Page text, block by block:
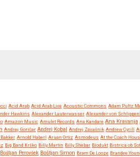
Acid Arab Acid Arab Live Acoustic Commons Adam Pultz
Hawkins Alexander Lauterwasser Alexander von
Amazon Music Amulet Records Ana Kandare Ana Kravanja
Andrej Goričar Andrej Kobal Andrej Zavašnik Andrew Cyrill
Arnold Haberl Aruan Ortiz Asmodeus At the Coach
Big Band Krško Billy Martin Billy Shebar Biodukt Bistrica ob
Boštjan Perovšek Boštjan Simon Bram De Looze Brandee